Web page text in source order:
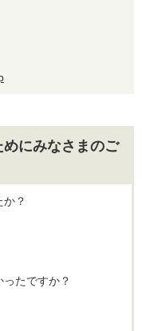
にみなさまのご
？
たですか？